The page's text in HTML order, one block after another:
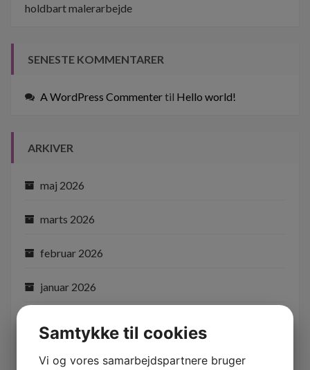
holdbart malerarbejde
SENESTE KOMMENTARER
A WordPress Commentertil Hello world!
ARKIVER
maj 2026
marts 2026
februar 2026
januar 2026
oktober 2025
Samtykke til cookies
Vi og vores samarbejdspartnere bruger